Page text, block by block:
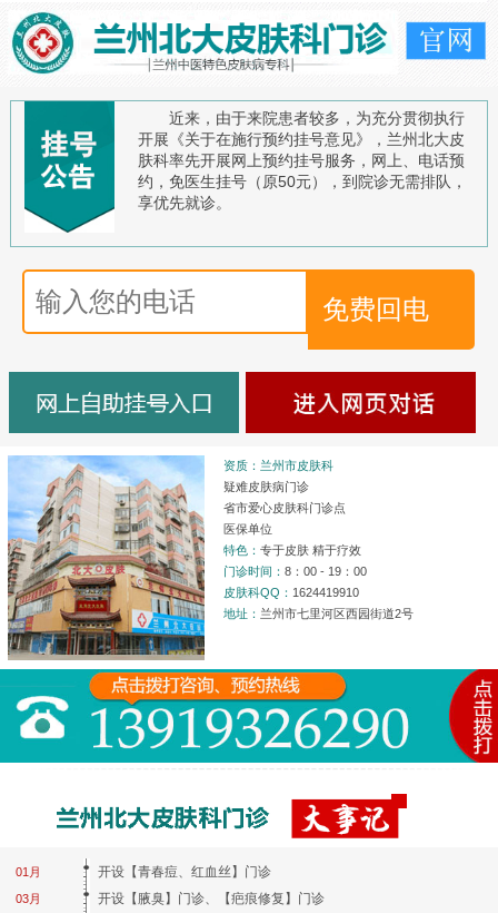
近来，由于来院患者较多，为充分贯彻执行
开展《关于在施行预约挂号意见》，兰州北大皮
肤科率先开展网上预约挂号服务，网上、电话预
约，免医生挂号（原50元），到院诊无需排队，
享优先就诊。
资质：兰州市皮肤科
疑难皮肤病门诊
省市爱心皮肤科门诊点
医保单位
特色：专于皮肤 精于疗效
门诊时间：8：00 - 19：00
皮肤科QQ： 1624419910
地址： 兰州市七里河区西园街道2号
01月
03月
开设【青春痘、红血丝】门诊
开设【腋臭】门诊、【疤痕修复】门诊